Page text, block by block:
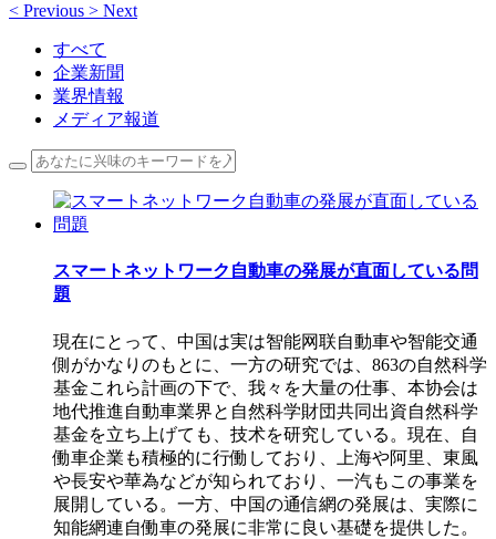
< Previous > Next
すべて
企業新聞
業界情報
メディア報道
スマートネットワーク自動車の発展が直面している問
題
現在にとって、中国は実は智能网联自動車や智能交通
側がかなりのもとに、一方の研究では、863の自然科学
基金これら計画の下で、我々を大量の仕事、本协会は
地代推進自動車業界と自然科学財団共同出資自然科学
基金を立ち上げても、技术を研究している。現在、自
働車企業も積極的に行働しており、上海や阿里、東風
や長安や華為などが知られており、一汽もこの事業を
展開している。一方、中国の通信網の発展は、実際に
知能網連自働車の発展に非常に良い基礎を提供した。